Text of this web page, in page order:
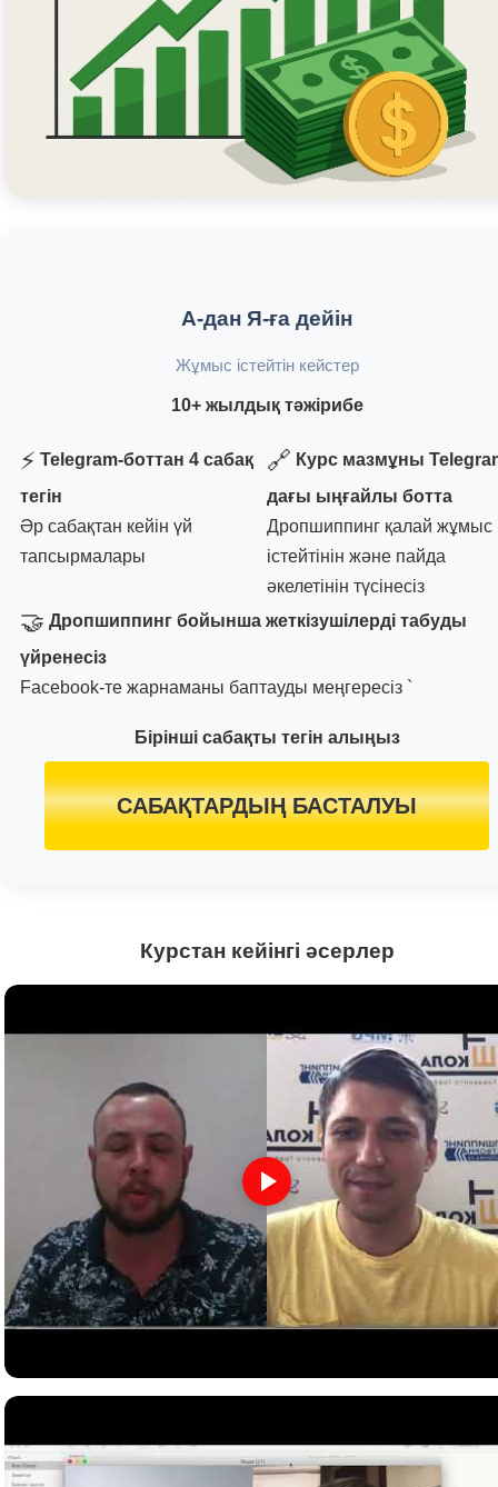
А-дан Я-ға дейін
Жұмыс істейтін кейстер
10+ жылдық тәжірибе
⚡ Telegram-боттан 4 сабақ
тегін
Әр сабақтан кейін үй
тапсырмалары
🔗 Курс мазмұны
дағы ыңғайлы ботта
Дропшиппинг қалай жұмыс
істейтінін және пайда
әкелетінін түсінесіз
🤝 Дропшиппинг бойынша жеткізушілерді табуды
үйренесіз
Facebook-те жарнаманы баптауды меңгересіз `
Бірінші сабақты тегін алыңыз
САБАҚТАРДЫҢ БАСТАЛУЫ
Курстан кейінгі әсерлер